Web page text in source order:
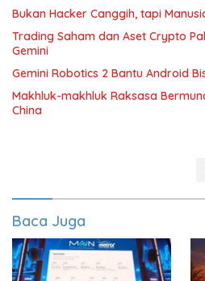
Bukan Hacker Canggih, tapi
Trading Saham dan Aset Crypto
Gemini
Gemini Robotics 2 Bantu Android
Makhluk-makhluk Raksasa
China
Baca Juga